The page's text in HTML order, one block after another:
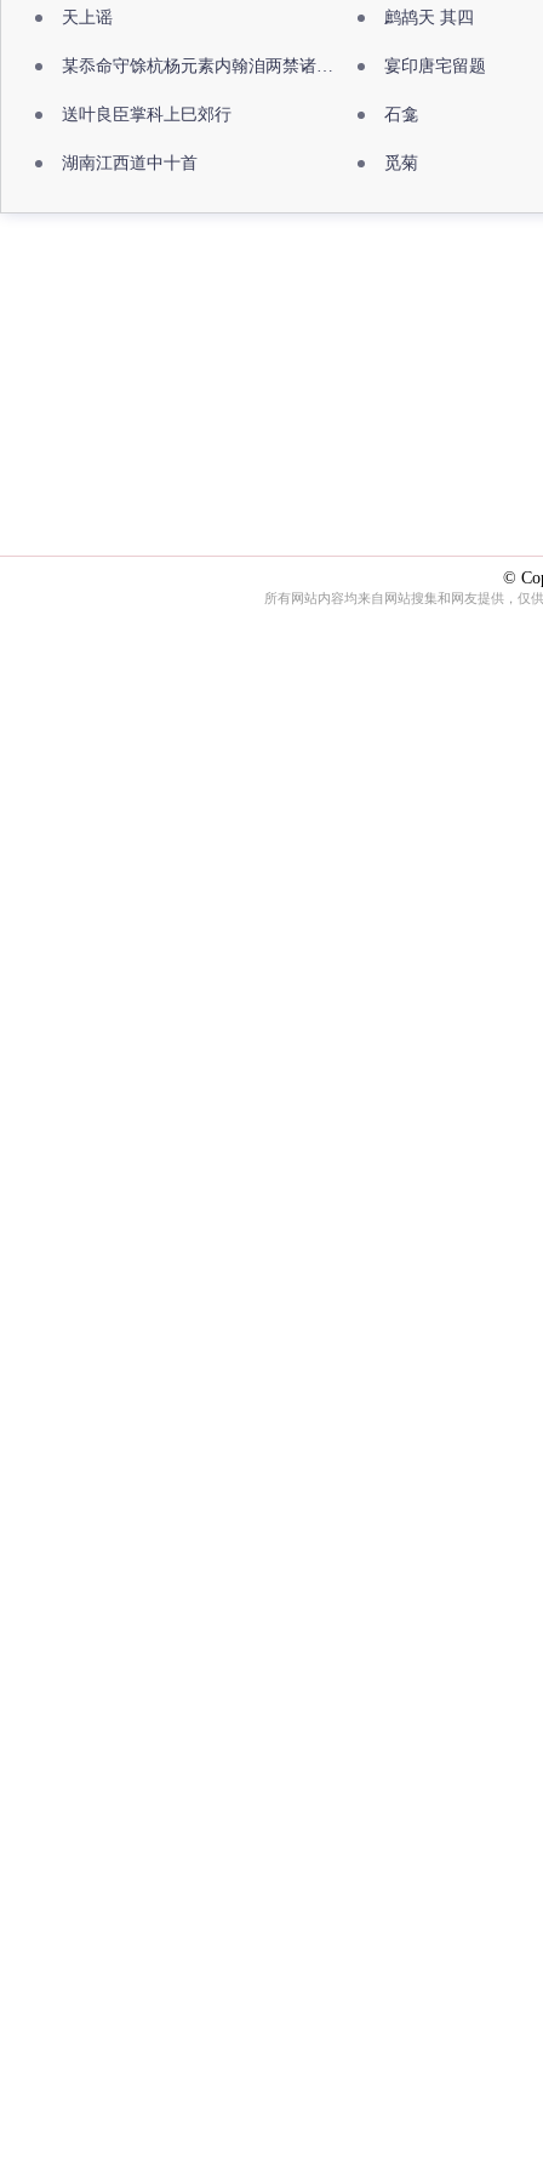
天上谣 鹧鸪天 其四
某忝命守馀杭杨元素内翰洎两禁诸公出祖佛寺 宴印唐宅留题
送叶良臣掌科上巳郊行 石龛
湖南江西道中十首 觅菊
©
所有网站内容均来自网站搜集和网友提供，仅